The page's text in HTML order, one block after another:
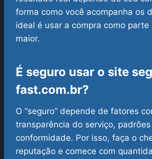
forma como você acompanha os
ideal é usar a compra como parte
maior.
É seguro usar o site
fast.com.br?
O “seguro” depende de fatores
transparência do serviço,
conformidade. Por isso, faça o
reputação e comece com